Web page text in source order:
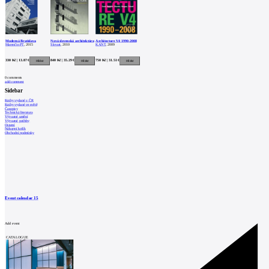
Moderná Bratislava
Marenčin PT, 2015
330 Kč | 13.87 €
Nová slovenská architektúra
Slovart, 2010
840 Kč | 35.29 €
Architecture V4 1990-2008
KANT, 2009
750 Kč | 31.51 €
0comments
add comment
Sidebar
Knihy vydané v ČR
Knihy vydané ve světě
Časopisy
Technická literatura
Výtvarné umění
Výtvarné potřeby
Ostatní
Nákupní košík
Obchodní podmínky
Event calendar15
Add event
CATALOGUE